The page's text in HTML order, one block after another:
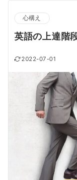
心構え
英語の上達階
2022-07-01